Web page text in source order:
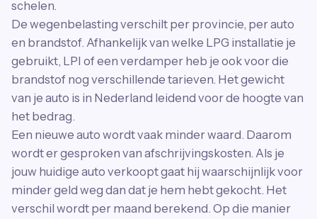
schelen.
De wegenbelasting verschilt per provincie, per auto
en brandstof. Afhankelijk van welke LPG installatie je
gebruikt, LPI of een verdamper heb je ook voor die
brandstof nog verschillende tarieven. Het gewicht
van je auto is in Nederland leidend voor de hoogte van
het bedrag.
Een nieuwe auto wordt vaak minder waard. Daarom
wordt er gesproken van afschrijvingskosten. Als je
jouw huidige auto verkoopt gaat hij waarschijnlijk voor
minder geld weg dan dat je hem hebt gekocht. Het
verschil wordt per maand berekend. Op die manier